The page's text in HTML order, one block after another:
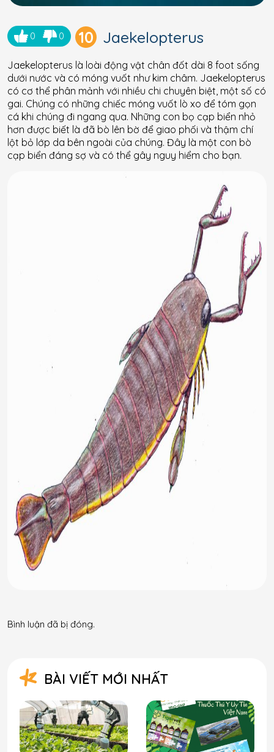
0 0 10 Jaekelopterus
Jaekelopterus là loài động vật chân đốt dài 8 foot sống
dưới nước và có móng vuốt như kim châm. Jaekelopterus
có cơ thể phân mảnh với nhiều chi chuyên biệt, một số có
gai. Chúng có những chiếc móng vuốt lò xo để tóm gọn
cá khi chúng đi ngang qua. Những con bọ cạp biển nhỏ
hơn được biết là đã bò lên bờ để giao phối và thậm chí
lột bỏ lớp da bên ngoài của chúng. Đây là một con bò
cạp biển đáng sợ và có thể gây nguy hiểm cho bạn.
Bình luận đã bị đóng.
BÀI VIẾT MỚI NHẤT